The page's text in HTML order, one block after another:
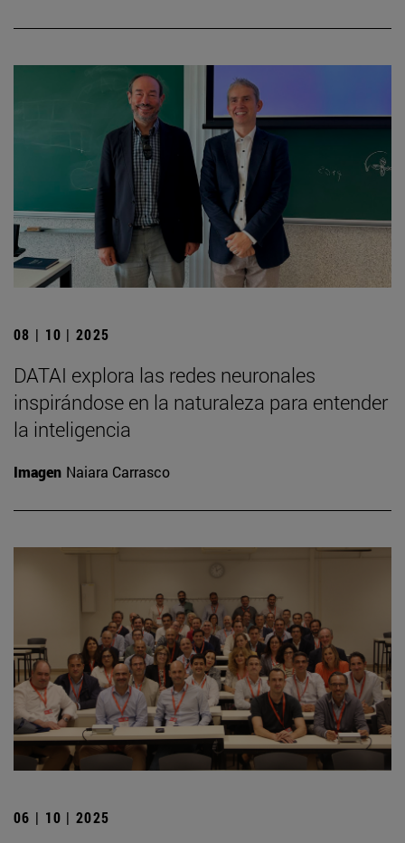
08 | 10 | 2025
DATAI explora las redes neuronales
inspirándose en la naturaleza para entender
la inteligencia
Imagen Naiara Carrasco
06 | 10 | 2025